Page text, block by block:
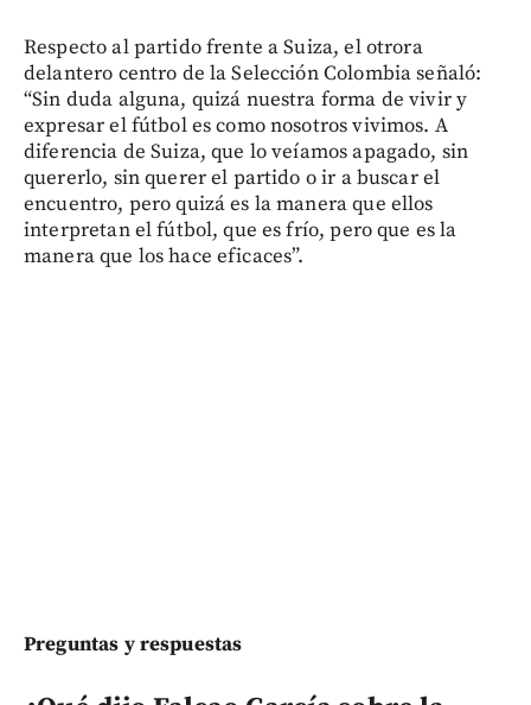
Respecto al partido frente a Suiza, el otrora
delantero centro de la Selección Colombia señaló:
“Sin duda alguna, quizá nuestra forma de vivir y
expresar el fútbol es como nosotros vivimos. A
diferencia de Suiza, que lo veíamos apagado, sin
quererlo, sin querer el partido o ir a buscar el
encuentro, pero quizá es la manera que ellos
interpretan el fútbol, que es frío, pero que es la
manera que los hace eficaces”.
Preguntas y respuestas